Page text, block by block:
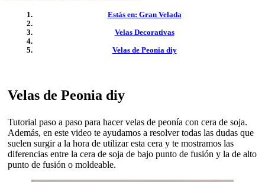
Estás en: Gran Velada
Velas Decorativas
Velas de Peonia diy
Velas de Peonia diy
Tutorial paso a paso para hacer velas de peonía con cera de soja.
Además, en este video te ayudamos a resolver todas las dudas que
suelen surgir a la hora de utilizar esta cera y te mostramos las
diferencias entre la cera de soja de bajo punto de fusión y la de alto
punto de fusión o moldeable.